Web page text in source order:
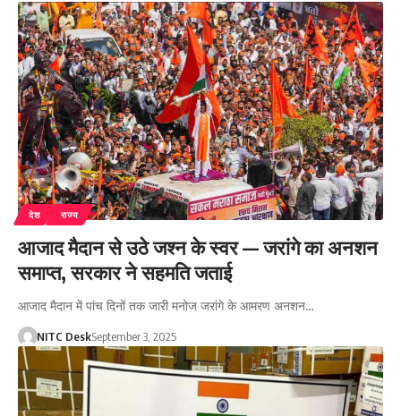
देश राज्य
आजाद मैदान से उठे जश्न के स्वर — जरांगे का अनशन
समाप्त, सरकार ने सहमति जताई
आजाद मैदान में पांच दिनों तक जारी मनोज जरांगे के आमरण अनशन…
NITC DeskSeptember 3, 2025